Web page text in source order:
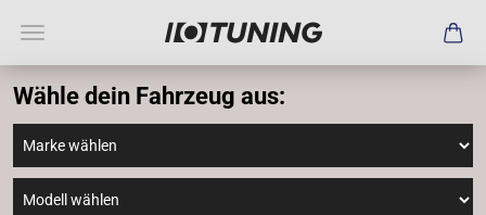
Wähle dein Fahrzeug aus: